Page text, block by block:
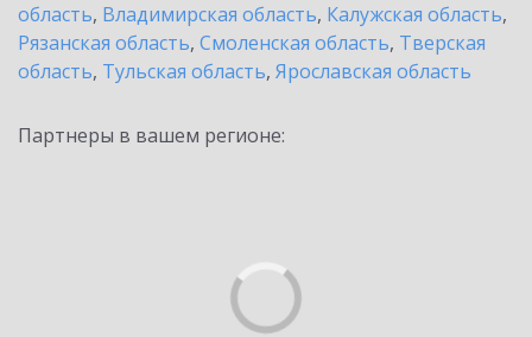
область, Владимирская область, Калужская область,
Рязанская область, Смоленская область, Тверская
область, Тульская область, Ярославская область
Партнеры в вашем регионе: